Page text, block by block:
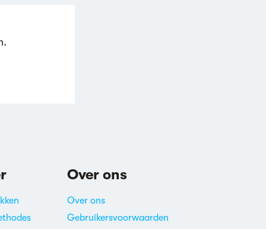
Over ons
Over ons
Gebruikersvoorwaarden